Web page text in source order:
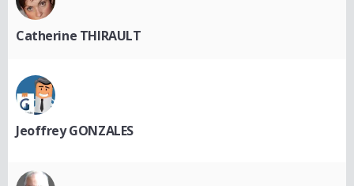
Catherine THIRAULT
Jeoffrey GONZALES